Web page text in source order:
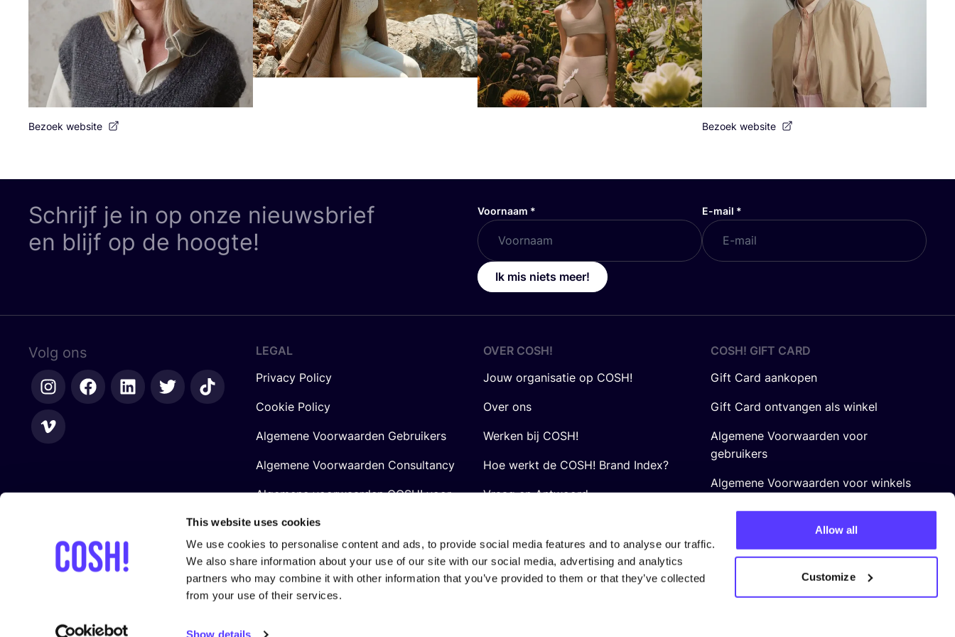
This website uses cookies
We use cookies to personalise content and ads, to provide social media features and to analyse our traffic.
We also share information about your use of our site with our social media, advertising and analytics
partners who may combine it with other information that you’ve provided to them or that they’ve collected
from your use of their services.
Show details
Allow all
Customize
Bezoek website Bezoek website
Schrijf je in op onze nieuwsbrief
en blijf op de hoogte!
Voornaam * E-mail *
Ik mis niets meer!
Volg ons
LEGAL
Privacy Policy
Cookie Policy
Algemene Voorwaarden Gebruikers
Algemene Voorwaarden Consultancy
Algemene voorwaarden COSH! voor
OVER COSH!
Jouw organisatie op COSH!
Over ons
Werken bij COSH!
Hoe werkt de COSH! Brand Index?
Vraag en Antwoord
COSH! GIFT CARD
Gift Card aankopen
Gift Card ontvangen als winkel
Algemene Voorwaarden voor
gebruikers
Algemene Voorwaarden voor winkels